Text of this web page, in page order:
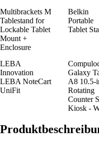
Multibrackets M
Tablestand for
Lockable Tablet
Mount +
Enclosure
Belkin
Portable
Tablet
LEBA
Innovation
LEBA NoteCart
UniFit
Galaxy
A8 10.5-
Rotating
Counter
Kiosk -